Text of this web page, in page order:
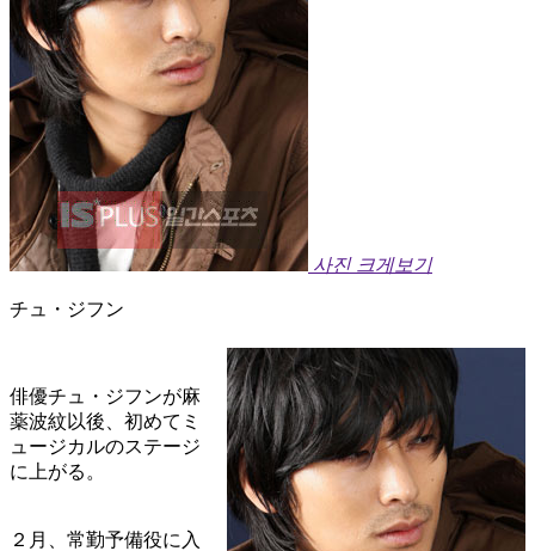
사진 크게보기
チュ・ジフン
俳優チュ・ジフンが麻
薬波紋以後、初めてミ
ュージカルのステージ
に上がる。
２月、常勤予備役に入